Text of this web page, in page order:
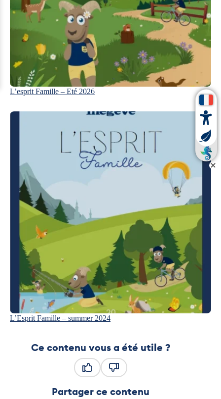
L’esprit Famille – Eté 2026
L’Esprit Famille – summer 2024
Ce contenu vous a été utile ?
Partager ce contenu